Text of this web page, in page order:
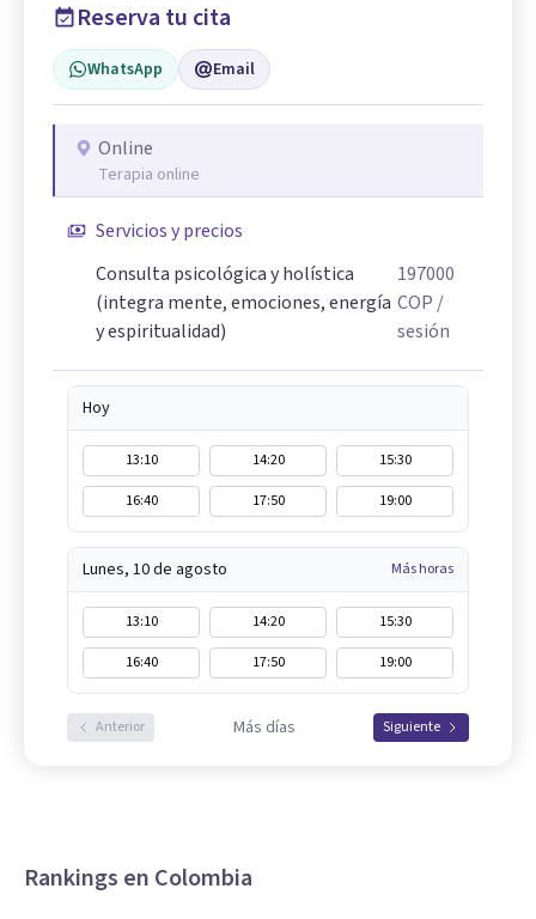
Reserva tu cita
WhatsApp Email
Online
Terapia online
Servicios y precios
Consulta psicológica y holística
(integra mente, emociones, energía
y espiritualidad)
197000
COP /
sesión
Hoy
13:10 14:20
15:30
16:40
17:50 19:00
Lunes, 10 de agosto Más horas
13:10 14:20
15:30
16:40
17:50 19:00
Anterior Más días Siguiente
Rankings en Colombia